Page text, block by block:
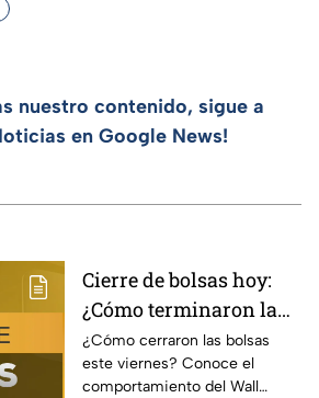
nuestro contenido, sigue a
en Google News!
Cierre de bolsas hoy:
¿Cómo terminaron la
BMV y el Wall Street
hoy 7 de agosto
¿Cómo cerraron las bolsas
este viernes? Conoce el
comportamiento del Wall